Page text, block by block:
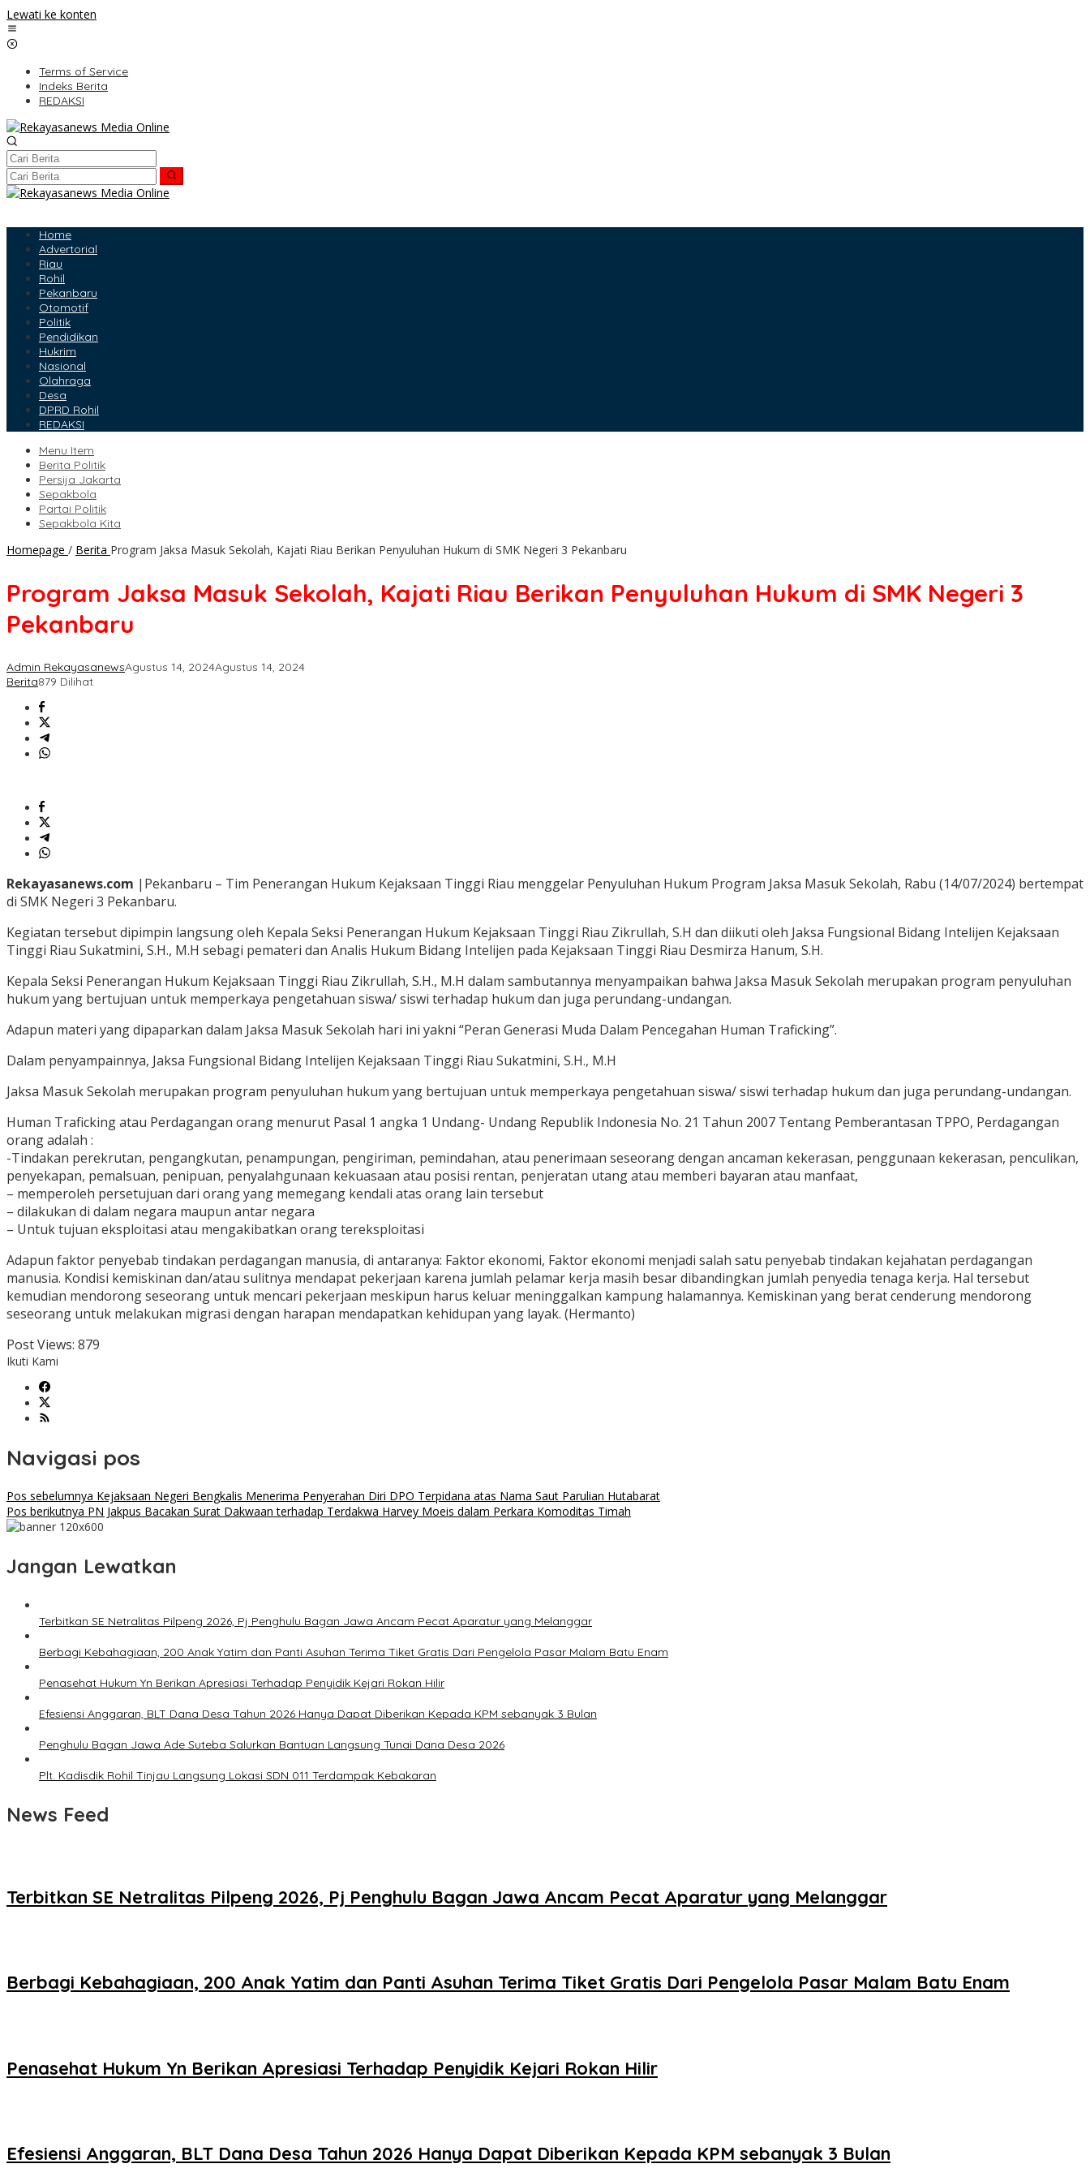
Lewati ke konten
Terms of Service
Indeks Berita
REDAKSI
Home
Advertorial
Riau
Rohil
Pekanbaru
Otomotif
Politik
Pendidikan
Hukrim
Nasional
Olahraga
Desa
DPRD Rohil
REDAKSI
Menu Item
Berita Politik
Persija Jakarta
Sepakbola
Partai Politik
Sepakbola Kita
Homepage / Berita Program Jaksa Masuk Sekolah, Kajati Riau Berikan Penyuluhan Hukum di SMK Negeri 3 Pekanbaru
Program Jaksa Masuk Sekolah, Kajati Riau Berikan Penyuluhan Hukum di SMK Negeri 3
Pekanbaru
Admin RekayasanewsAgustus 14, 2024Agustus 14, 2024
Berita879 Dilihat
Rekayasanews.com |Pekanbaru – Tim Penerangan Hukum Kejaksaan Tinggi Riau menggelar Penyuluhan Hukum Program Jaksa Masuk Sekolah, Rabu (14/07/2024) bertempat
di SMK Negeri 3 Pekanbaru.
Kegiatan tersebut dipimpin langsung oleh Kepala Seksi Penerangan Hukum Kejaksaan Tinggi Riau Zikrullah, S.H dan diikuti oleh Jaksa Fungsional Bidang Intelijen Kejaksaan
Tinggi Riau Sukatmini, S.H., M.H sebagi pemateri dan Analis Hukum Bidang Intelijen pada Kejaksaan Tinggi Riau Desmirza Hanum, S.H.
Kepala Seksi Penerangan Hukum Kejaksaan Tinggi Riau Zikrullah, S.H., M.H dalam sambutannya menyampaikan bahwa Jaksa Masuk Sekolah merupakan program penyuluhan
hukum yang bertujuan untuk memperkaya pengetahuan siswa/ siswi terhadap hukum dan juga perundang-undangan.
Adapun materi yang dipaparkan dalam Jaksa Masuk Sekolah hari ini yakni “Peran Generasi Muda Dalam Pencegahan Human Traficking”.
Dalam penyampainnya, Jaksa Fungsional Bidang Intelijen Kejaksaan Tinggi Riau Sukatmini, S.H., M.H
Jaksa Masuk Sekolah merupakan program penyuluhan hukum yang bertujuan untuk memperkaya pengetahuan siswa/ siswi terhadap hukum dan juga perundang-undangan.
Human Traficking atau Perdagangan orang menurut Pasal 1 angka 1 Undang- Undang Republik Indonesia No. 21 Tahun 2007 Tentang Pemberantasan TPPO, Perdagangan
orang adalah :
-Tindakan perekrutan, pengangkutan, penampungan, pengiriman, pemindahan, atau penerimaan seseorang dengan ancaman kekerasan, penggunaan kekerasan, penculikan,
penyekapan, pemalsuan, penipuan, penyalahgunaan kekuasaan atau posisi rentan, penjeratan utang atau memberi bayaran atau manfaat,
– memperoleh persetujuan dari orang yang memegang kendali atas orang lain tersebut
– dilakukan di dalam negara maupun antar negara
– Untuk tujuan eksploitasi atau mengakibatkan orang tereksploitasi
Adapun faktor penyebab tindakan perdagangan manusia, di antaranya: Faktor ekonomi, Faktor ekonomi menjadi salah satu penyebab tindakan kejahatan perdagangan
manusia. Kondisi kemiskinan dan/atau sulitnya mendapat pekerjaan karena jumlah pelamar kerja masih besar dibandingkan jumlah penyedia tenaga kerja. Hal tersebut
kemudian mendorong seseorang untuk mencari pekerjaan meskipun harus keluar meninggalkan kampung halamannya. Kemiskinan yang berat cenderung mendorong
seseorang untuk melakukan migrasi dengan harapan mendapatkan kehidupan yang layak. (Hermanto)
Post Views: 879
Ikuti Kami
Navigasi pos
Pos sebelumnya Kejaksaan Negeri Bengkalis Menerima Penyerahan Diri DPO Terpidana atas Nama Saut Parulian Hutabarat
Pos berikutnya PN Jakpus Bacakan Surat Dakwaan terhadap Terdakwa Harvey Moeis dalam Perkara Komoditas Timah
Jangan Lewatkan
Terbitkan SE Netralitas Pilpeng 2026, Pj Penghulu Bagan Jawa Ancam Pecat Aparatur yang Melanggar
Berbagi Kebahagiaan, 200 Anak Yatim dan Panti Asuhan Terima Tiket Gratis Dari Pengelola Pasar Malam Batu Enam
Penasehat Hukum Yn Berikan Apresiasi Terhadap Penyidik Kejari Rokan Hilir
Efesiensi Anggaran, BLT Dana Desa Tahun 2026 Hanya Dapat Diberikan Kepada KPM sebanyak 3 Bulan
Penghulu Bagan Jawa Ade Suteba Salurkan Bantuan Langsung Tunai Dana Desa 2026
Plt. Kadisdik Rohil Tinjau Langsung Lokasi SDN 011 Terdampak Kebakaran
News Feed
Terbitkan SE Netralitas Pilpeng 2026, Pj Penghulu Bagan Jawa Ancam Pecat Aparatur yang Melanggar
Berbagi Kebahagiaan, 200 Anak Yatim dan Panti Asuhan Terima Tiket Gratis Dari Pengelola Pasar Malam Batu Enam
Penasehat Hukum Yn Berikan Apresiasi Terhadap Penyidik Kejari Rokan Hilir
Efesiensi Anggaran, BLT Dana Desa Tahun 2026 Hanya Dapat Diberikan Kepada KPM sebanyak 3 Bulan